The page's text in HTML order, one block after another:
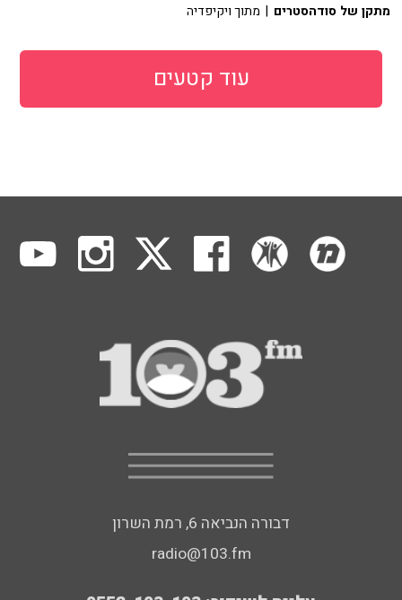
מתקן של סודהסטרים | מתוך ויקיפדיה
עוד קטעים
דבורה הנביאה 6, רמת השרון
radio@103.fm